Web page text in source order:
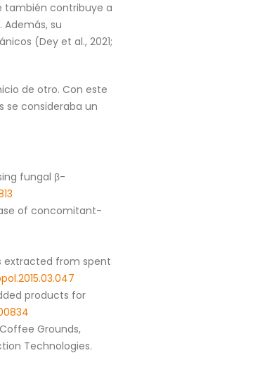
también contribuye a
su
(Dey et al., 2021;
de otro. Con este
se consideraba un
fungal β-
of concomitant-
extracted from spent
products for
Coffee Grounds,
Technologies.